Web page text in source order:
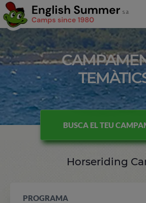
BUSCA EL TEU
Horseriding
PROGRAMA